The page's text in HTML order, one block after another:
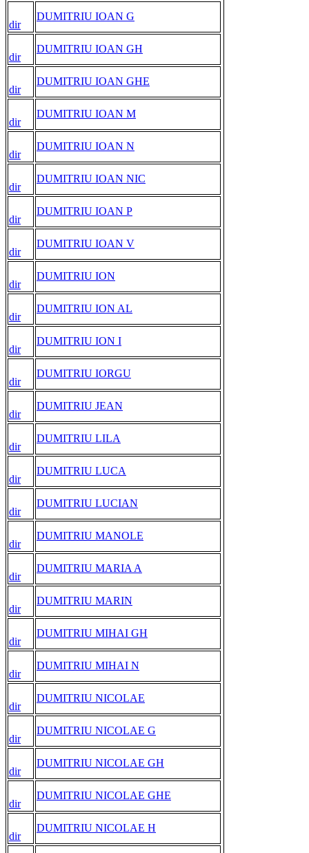
dir
DUMITRIU IOAN G
dir
DUMITRIU IOAN GH
dir
DUMITRIU IOAN GHE
dir
DUMITRIU IOAN M
dir
DUMITRIU IOAN N
dir
DUMITRIU IOAN NIC
dir
DUMITRIU IOAN P
dir
DUMITRIU IOAN V
dir
DUMITRIU ION
dir
DUMITRIU ION AL
dir
DUMITRIU ION I
dir
DUMITRIU IORGU
dir
DUMITRIU JEAN
dir
DUMITRIU LILA
dir
DUMITRIU LUCA
dir
DUMITRIU LUCIAN
dir
DUMITRIU MANOLE
dir
DUMITRIU MARIA A
dir
DUMITRIU MARIN
dir
DUMITRIU MIHAI GH
dir
DUMITRIU MIHAI N
dir
DUMITRIU NICOLAE
dir
DUMITRIU NICOLAE G
dir
DUMITRIU NICOLAE GH
dir
DUMITRIU NICOLAE GHE
dir
DUMITRIU NICOLAE H